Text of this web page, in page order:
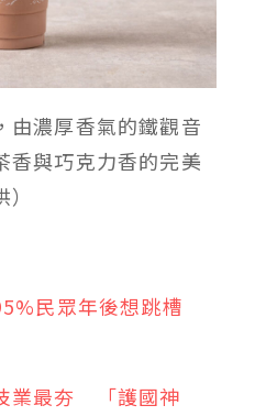
由濃厚香氣的鐵觀音
香與巧克力香的完美
民眾年後想跳槽
業最夯 「護國神